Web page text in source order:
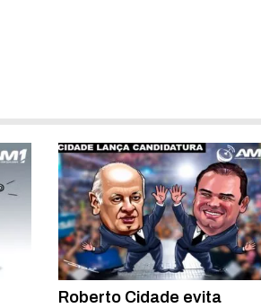
Roberto Cidade evita